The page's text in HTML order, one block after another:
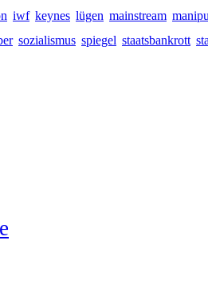
iwf keynes lügen mainstream
sozialismus spiegel staatsbankrott